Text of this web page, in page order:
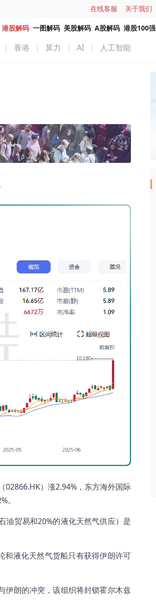
在线客服 关于我们
港股解码 一图解码 美股解码 A股解码 港股100强
| 香港 | 算力 | AI | 人工智能
02866.HK）涨2.94%，东方海外国际
。
油贸易和20%的液化天然气供应）是
和液化天然气货船只有获得伊朗许可
伊朗的冲突，该组织将封锁霍尔木兹